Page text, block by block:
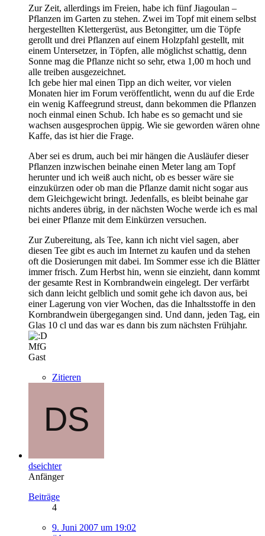
Zur Zeit, allerdings im Freien, habe ich fünf Jiagoulan –
Pflanzen im Garten zu stehen. Zwei im Topf mit einem selbst
hergestellten Klettergerüst, aus Betongitter, um die Töpfe
gerollt und drei Pflanzen auf einem Holzpfahl gestellt, mit
einem Untersetzer, in Töpfen, alle möglichst schattig, denn
Sonne mag die Pflanze nicht so sehr, etwa 1,00 m hoch und
alle treiben ausgezeichnet.
Ich gebe hier mal einen Tipp an dich weiter, vor vielen
Monaten hier im Forum veröffentlicht, wenn du auf die Erde
ein wenig Kaffeegrund streust, dann bekommen die Pflanzen
noch einmal einen Schub. Ich habe es so gemacht und sie
wachsen ausgesprochen üppig. Wie sie geworden wären ohne
Kaffe, das ist hier die Frage.
Aber sei es drum, auch bei mir hängen die Ausläufer dieser
Pflanzen inzwischen beinahe einen Meter lang am Topf
herunter und ich weiß auch nicht, ob es besser wäre sie
einzukürzen oder ob man die Pflanze damit nicht sogar aus
dem Gleichgewicht bringt. Jedenfalls, es bleibt beinahe gar
nichts anderes übrig, in der nächsten Woche werde ich es mal
bei einer Pflanze mit dem Einkürzen versuchen.
Zur Zubereitung, als Tee, kann ich nicht viel sagen, aber
diesen Tee gibt es auch im Internet zu kaufen und da stehen
oft die Dosierungen mit dabei. Im Sommer esse ich die Blätter
immer frisch. Zum Herbst hin, wenn sie einzieht, dann kommt
der gesamte Rest in Kornbrandwein eingelegt. Der verfärbt
sich dann leicht gelblich und somit gehe ich davon aus, bei
einer Lagerung von vier Wochen, das die Inhaltsstoffe in den
Kornbrandwein übergegangen sind. Und dann, jeden Tag, ein
Glas 10 cl und das war es dann bis zum nächsten Frühjahr.
MfG
Gast
Zitieren
dseichter
Anfänger
Beiträge
4
9. Juni 2007 um 19:02